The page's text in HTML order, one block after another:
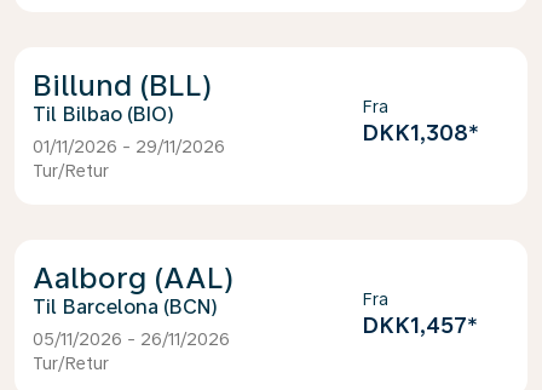
Billund (BLL)
Bilbao (BIO)
01/11/2026 - 29/11/2026
Tur/Retur
Fra
DKK1,308*
Aalborg (AAL)
Barcelona (BCN)
05/11/2026 - 26/11/2026
Tur/Retur
Fra
DKK1,457*